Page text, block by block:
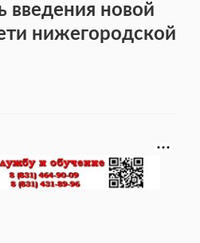
введения новой
нижегородской